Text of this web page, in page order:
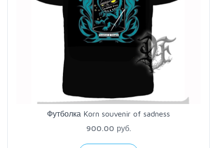
Футболка Korn souvenir of sadness
900.00 руб.